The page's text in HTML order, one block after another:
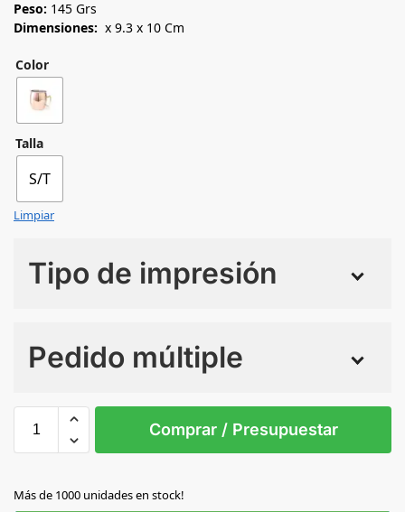
Peso: 145 Grs
Dimensiones: x 9.3 x 10 Cm
Color
Talla
S/T
Limpiar
Tipo de impresión
Pedido múltiple
S/T
Comprar / Presupuestar
Más de 1000 unidades en stock!